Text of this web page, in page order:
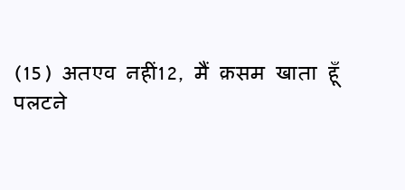
(15) अतएव नहीं12, मैं क़सम खाता हूँ
पलटने